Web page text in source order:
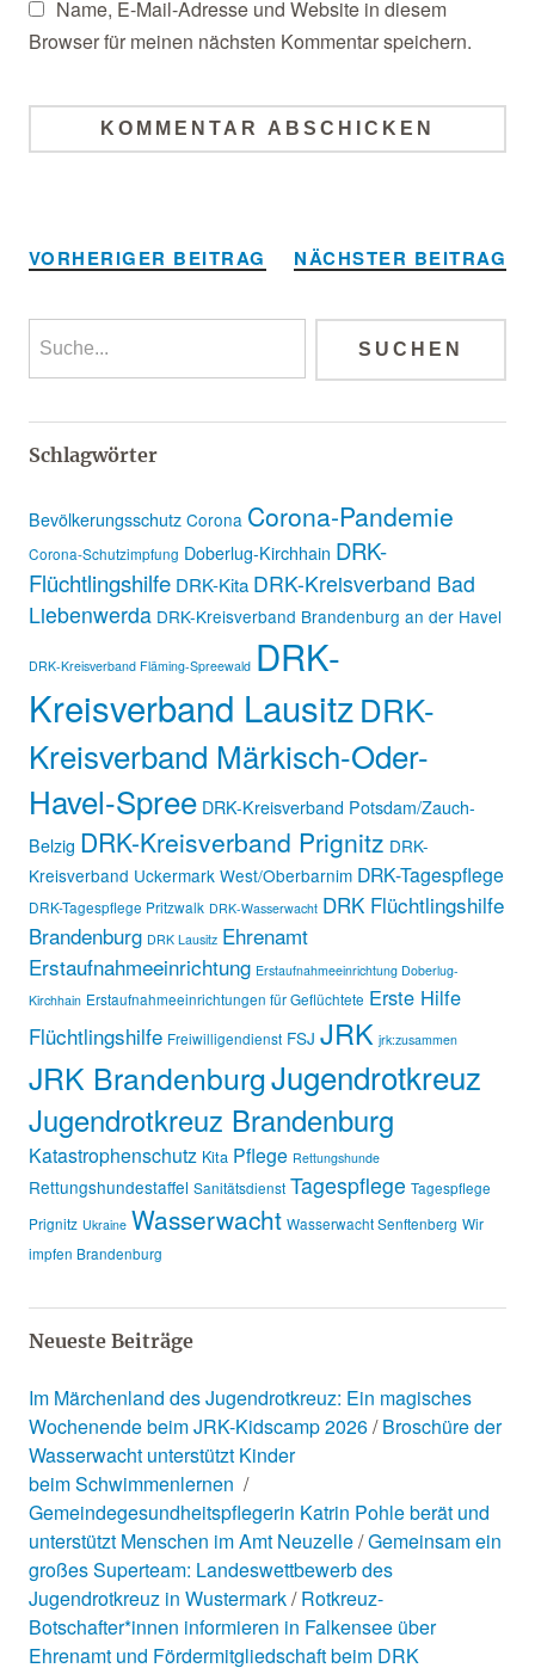
Name, E-Mail-Adresse und Website in diesem
Browser für meinen nächsten Kommentar speichern.
VORHERIGER BEITRAG NÄCHSTER BEITRAG
Schlagwörter
Bevölkerungsschutz Corona Corona-Pandemie
Corona-Schutzimpfung Doberlug-Kirchhain DRK-
Flüchtlingshilfe DRK-Kita DRK-Kreisverband Bad
Liebenwerda DRK-Kreisverband Brandenburg an der Havel
DRK-Kreisverband Fläming-Spreewald DRK-
Kreisverband LausitzDRK-
Kreisverband Märkisch-Oder-
Havel-Spree DRK-Kreisverband Potsdam/Zauch-
Belzig DRK-Kreisverband Prignitz DRK-
Kreisverband Uckermark West/Oberbarnim DRK-Tagespflege
DRK-Tagespflege Pritzwalk DRK-Wasserwacht DRK Flüchtlingshilfe
Brandenburg DRK Lausitz Ehrenamt
Erstaufnahmeeinrichtung Erstaufnahmeeinrichtung Doberlug-
Kirchhain Erstaufnahmeeinrichtungen für Geflüchtete Erste Hilfe
Flüchtlingshilfe Freiwilligendienst FSJ JRK jrk:zusammen
JRK BrandenburgJugendrotkreuz
Jugendrotkreuz Brandenburg
Katastrophenschutz Kita Pflege Rettungshunde
Rettungshundestaffel Sanitätsdienst Tagespflege Tagespflege
Prignitz Ukraine Wasserwacht Wasserwacht Senftenberg Wir
impfen Brandenburg
Neueste Beiträge
Im Märchenland des Jugendrotkreuz: Ein magisches
Wochenende beim JRK-Kidscamp 2026 Broschüre der
Wasserwacht unterstützt Kinder
beim Schwimmenlernen
Gemeindegesundheitspflegerin Katrin Pohle berät und
unterstützt Menschen im Amt Neuzelle Gemeinsam ein
großes Superteam: Landeswettbewerb des
Jugendrotkreuz in Wustermark Rotkreuz-
Botschafter*innen informieren in Falkensee über
Ehrenamt und Fördermitgliedschaft beim DRK